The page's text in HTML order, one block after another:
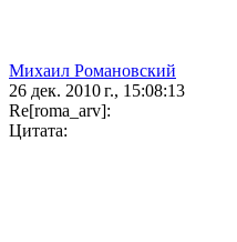
Михаил Романовский
26 дек. 2010 г., 15:08:13
Re[roma_arv]:
Цитата: